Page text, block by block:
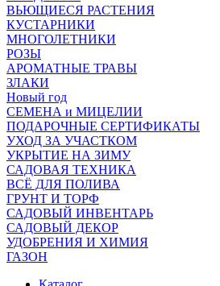
ВЬЮЩИЕСЯ РАСТЕНИЯ
КУСТАРНИКИ
МНОГОЛЕТНИКИ
РОЗЫ
АРОМАТНЫЕ ТРАВЫ
ЗЛАКИ
Новый год
СЕМЕНА и МИЦЕЛИИ
ПОДАРОЧНЫЕ СЕРТИФИКАТЫ
УХОД ЗА УЧАСТКОМ
УКРЫТИЕ НА ЗИМУ
САДОВАЯ ТЕХНИКА
ВСЁ ДЛЯ ПОЛИВА
ГРУНТ И ТОРФ
САДОВЫЙ ИНВЕНТАРЬ
САДОВЫЙ ДЕКОР
УДОБРЕНИЯ И ХИМИЯ
ГАЗОН